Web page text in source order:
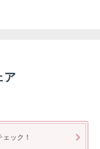
ア
ック！